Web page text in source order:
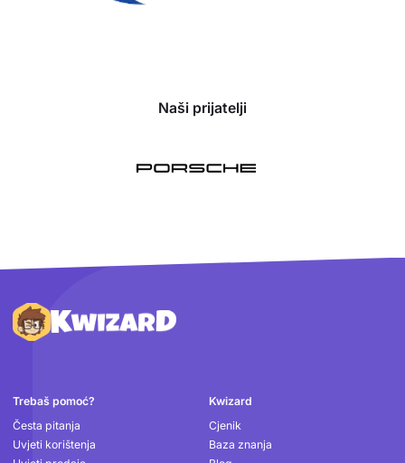
Naši prijatelji
Podnožje
Trebaš pomoć?
Česta pitanja
Uvjeti korištenja
Kwizard
Cjenik
Baza znanja